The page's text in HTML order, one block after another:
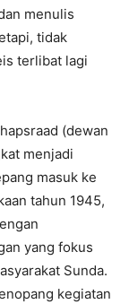
menulis
tidak
terlibat lagi
(dewan
menjadi
masuk ke
tahun 1945,
yang fokus
Sunda.
kegiatan